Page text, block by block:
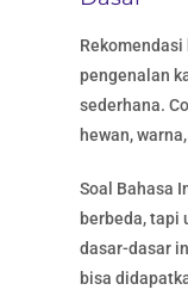
pengenalan
sederhana.
hewan,
Soal Bahasa
berbeda, tapi
dasar-dasar
bisa